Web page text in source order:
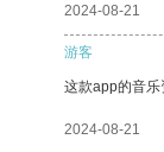
2024-08-21
游客
这款app的音乐
2024-08-21